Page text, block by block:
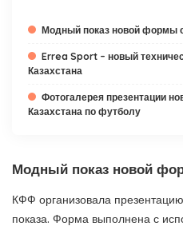
Модный показ новой формы
Errea Sport – новый
Казахстана
Фотогалерея презентации
Казахстана по футболу
Модный показ новой
КФФ организовала
показа. Форма выполнена с